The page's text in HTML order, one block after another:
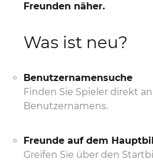
Freunden näher.
Was ist neu?
Benutzernamensuche
Finden Sie Spieler direkt
Benutzernamens.
Freunde auf dem
Greifen Sie über den